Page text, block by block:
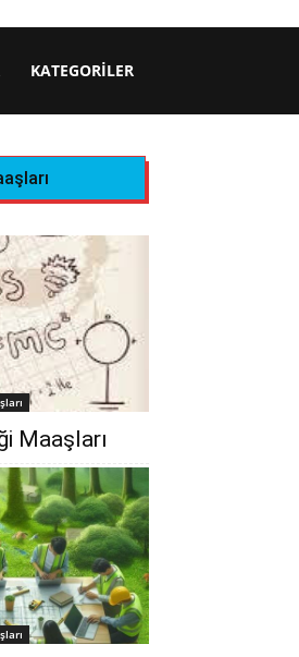
KATEGORILER
Maaşları